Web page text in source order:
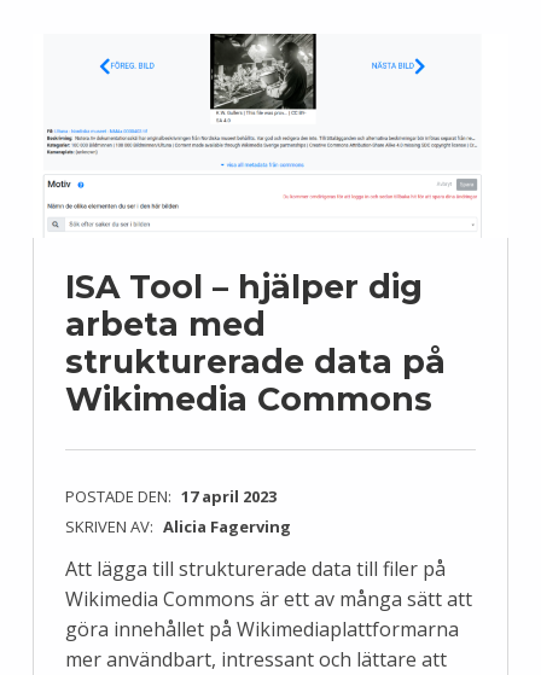
ISA Tool – hjälper dig
arbeta med
strukturerade data på
Wikimedia Commons
POSTADE DEN: 17 april 2023
SKRIVEN AV: Alicia Fagerving
Att lägga till strukturerade data till filer på
Wikimedia Commons är ett av många sätt att
göra innehållet på Wikimediaplattformarna
mer användbart, intressant och lättare att